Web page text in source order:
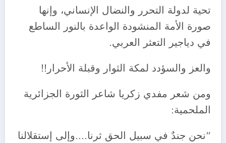
تحية لدولة التحرر والنضال الإنساني، وإنها
صورة الأمة المنشودة الواعدة بالنور الساطع
في دياجير التعثر العربي.
والعز والسؤدد لمكة الثوار وقبلة الأحرار!!
ومن شعر مفدي زكريا شاعر الثورة الجزائرية
الملحمية:
“نحن جندٌ في سبيل الحق ثرنا….وإلى إستقلالنا